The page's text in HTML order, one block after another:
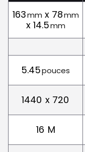
163mm x 78mm
x 14.5mm
5.45pouces
1440 x 720
16 M